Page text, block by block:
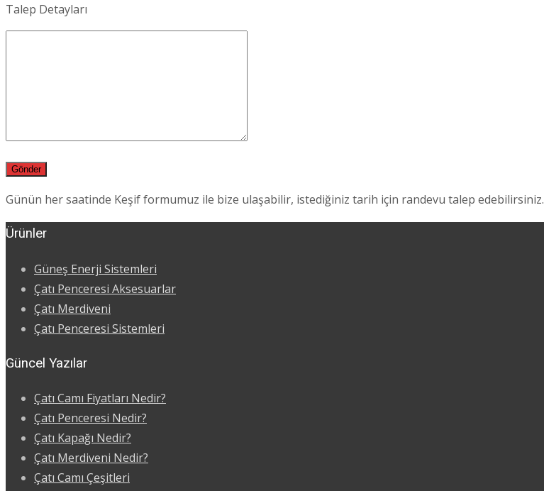
Talep Detayları
Günün her saatinde Keşif formumuz ile bize ulaşabilir, istediğiniz tarih için randevu talep edebilirsiniz.
Ürünler
Güneş Enerji Sistemleri
Çatı Penceresi Aksesuarlar
Çatı Merdiveni
Çatı Penceresi Sistemleri
Güncel Yazılar
Çatı Camı Fiyatları Nedir?
Çatı Penceresi Nedir?
Çatı Kapağı Nedir?
Çatı Merdiveni Nedir?
Çatı Camı Çeşitleri